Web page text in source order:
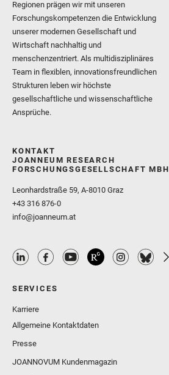
Regionen prägen wir mit unseren
Forschungskompetenzen die Entwicklung
unserer modernen Gesellschaft und
Wirtschaft nachhaltig und
menschenzentriert. Als multidisziplinäres
Team in flexiblen, innovationsfreundlichen
Strukturen leben wir höchste
gesellschaftliche und wissenschaftliche
Ansprüche.
KONTAKT
JOANNEUM RESEARCH
FORSCHUNGSGESELLSCHAFT MBH
Leonhardstraße 59, A-8010 Graz
+43 316 876-0
info@joanneum.at
SERVICES
Karriere
Allgemeine Kontaktdaten
Presse
JOANNOVUM Kundenmagazin